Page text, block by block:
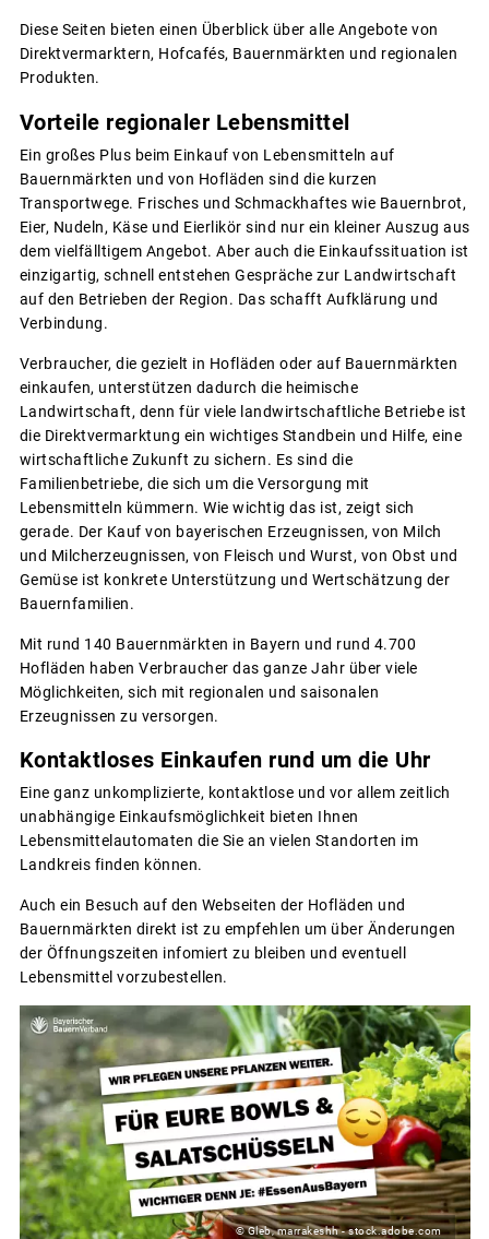
Diese Seiten bieten einen Überblick über alle Angebote von
Direktvermarktern, Hofcafés, Bauernmärkten und regionalen
Produkten.
Vorteile regionaler Lebensmittel
Ein großes Plus beim Einkauf von Lebensmitteln auf
Bauernmärkten und von Hofläden sind die kurzen
Transportwege. Frisches und Schmackhaftes wie Bauernbrot,
Eier, Nudeln, Käse und Eierlikör sind nur ein kleiner Auszug aus
dem vielfälltigem Angebot. Aber auch die Einkaufssituation ist
einzigartig, schnell entstehen Gespräche zur Landwirtschaft
auf den Betrieben der Region. Das schafft Aufklärung und
Verbindung.
Verbraucher, die gezielt in Hofläden oder auf Bauernmärkten
einkaufen, unterstützen dadurch die heimische
Landwirtschaft, denn für viele landwirtschaftliche Betriebe ist
die Direktvermarktung ein wichtiges Standbein und Hilfe, eine
wirtschaftliche Zukunft zu sichern. Es sind die
Familienbetriebe, die sich um die Versorgung mit
Lebensmitteln kümmern. Wie wichtig das ist, zeigt sich
gerade. Der Kauf von bayerischen Erzeugnissen, von Milch
und Milcherzeugnissen, von Fleisch und Wurst, von Obst und
Gemüse ist konkrete Unterstützung und Wertschätzung der
Bauernfamilien.
Mit rund 140 Bauernmärkten in Bayern und rund 4.700
Hofläden haben Verbraucher das ganze Jahr über viele
Möglichkeiten, sich mit regionalen und saisonalen
Erzeugnissen zu versorgen.
Kontaktloses Einkaufen rund um die Uhr
Eine ganz unkomplizierte, kontaktlose und vor allem zeitlich
unabhängige Einkaufsmöglichkeit bieten Ihnen
Lebensmittelautomaten die Sie an vielen Standorten im
Landkreis finden können.
Auch ein Besuch auf den Webseiten der Hofläden und
Bauernmärkten direkt ist zu empfehlen um über Änderungen
der Öffnungszeiten infomiert zu bleiben und eventuell
Lebensmittel vorzubestellen.
© Gleb, marrakeshh - stock.adobe.com